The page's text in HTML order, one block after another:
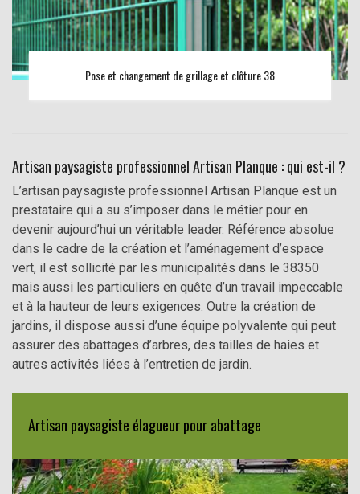
Pose et changement de grillage et clôture 38
Artisan paysagiste professionnel Artisan Planque : qui est-il ?
L’artisan paysagiste professionnel Artisan Planque est un
prestataire qui a su s’imposer dans le métier pour en
devenir aujourd’hui un véritable leader. Référence absolue
dans le cadre de la création et l’aménagement d’espace
vert, il est sollicité par les municipalités dans le 38350
mais aussi les particuliers en quête d’un travail impeccable
et à la hauteur de leurs exigences. Outre la création de
jardins, il dispose aussi d’une équipe polyvalente qui peut
assurer des abattages d’arbres, des tailles de haies et
autres activités liées à l’entretien de jardin.
Artisan paysagiste élagueur pour abattage